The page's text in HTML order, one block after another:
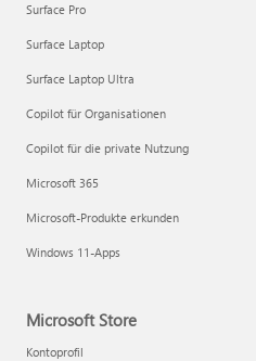
Surface Pro
Surface Laptop
Surface Laptop Ultra
Copilot für Organisationen
Copilot für die private Nutzung
Microsoft 365
Microsoft-Produkte erkunden
Windows 11-Apps
Microsoft Store
Kontoprofil